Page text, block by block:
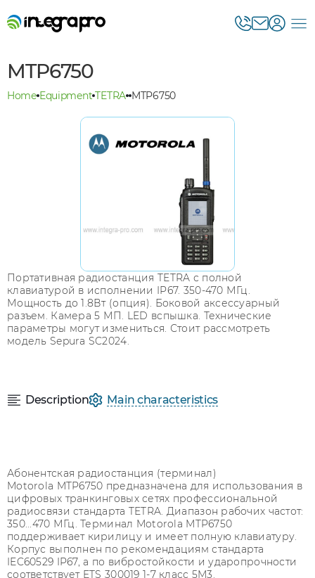
MTP6750
Home Equipment TETRA MTP6750
Портативная радиостанция TETRA с полной
клавиатурой в исполнении IP67. 350-470 МГц.
Мощность до 1.8Вт (опция). Боковой аксессуарный
разъем. Камера 5 МП. LED вспышка. Технические
параметры могут измениться. Стоит рассмотреть
модель Sepura SC2024.
Description Main characteristics
Абонентская радиостанция (терминал)
Motorola MTP6750 предназначена для использования в
цифровых транкинговых сетях профессиональной
радиосвязи стандарта TETRA. Диапазон рабочих частот:
350...470 МГц. Терминал Motorola MTP6750
поддерживает кирилицу и имеет полную клавиатуру.
Корпус выполнен по рекомендациям стандарта
IEC60529 IP67, а по вибростойкости и ударопрочности
соответствует ETS 300019 1-7 класс 5M3.